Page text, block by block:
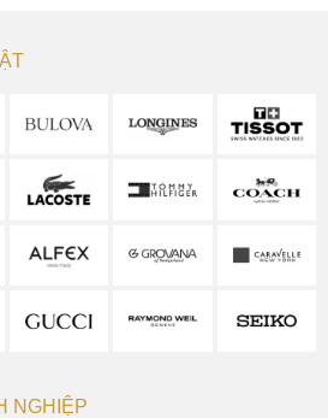
NGHIỆP